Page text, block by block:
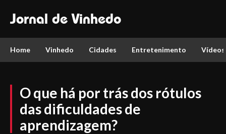
Jornal de Vinhedo
Home Vinhedo Cidades Entretenimento Vídeos
O que há por trás dos rótulos
das dificuldades de
aprendizagem?